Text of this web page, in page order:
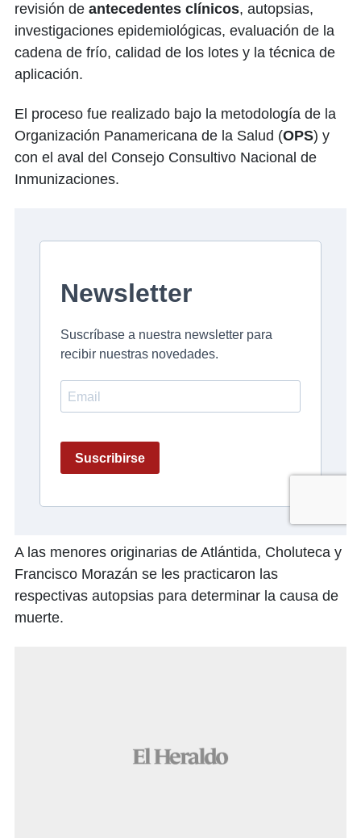
revisión de antecedentes clínicos, autopsias,
investigaciones epidemiológicas, evaluación de la
cadena de frío, calidad de los lotes y la técnica de
aplicación.
El proceso fue realizado bajo la metodología de la
Organización Panamericana de la Salud (OPS) y
con el aval del Consejo Consultivo Nacional de
Inmunizaciones.
A las menores originarias de Atlántida, Choluteca y
Francisco Morazán se les practicaron las
respectivas autopsias para determinar la causa de
muerte.